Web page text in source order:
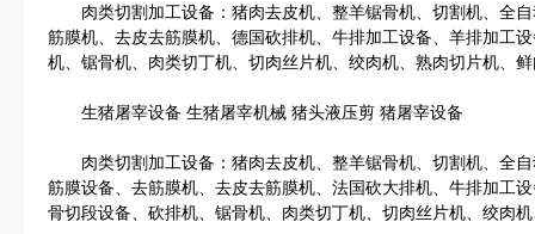
肉类切割加工设备：猪肉去皮机、整羊锯骨机、切割机、全自
筋膜机、去皮去筋膜机、德国砍排机、牛排加工设备、羊排加工
机、锯骨机、肉类切丁机、切肉丝片机、绞肉机、熟肉切片机、
生猪屠宰设备 生猪屠宰机械 猪头液压剪 猪屠宰设备
肉类切割加工设备：猪肉去皮机、整羊锯骨机、切割机、全自
筋膜设备、去筋膜机、去皮去筋膜机、法国砍大排机、牛排加工
骨切段设备、砍排机、锯骨机、肉类切丁机、切肉丝片机、绞肉